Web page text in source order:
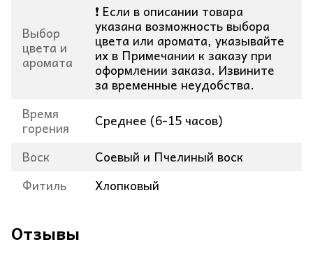
Выбор
цвета и
аромата
❗ Если в описании товара
указана возможность выбора
цвета или аромата, указывайте
их в Примечании к заказу при
оформлении заказа. Извините
за временные неудобства.
Время
горения
Среднее (6-15 часов)
Воск
Соевый и Пчелиный воск
Фитиль
Хлопковый
Отзывы